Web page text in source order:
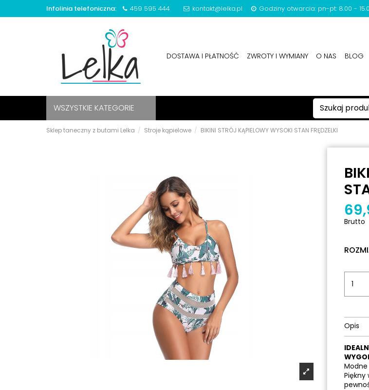
Infolinia telefoniczna: 459 595 444 kontakt@lelka.pl Godziny otwarcia: pn-pt: 8.00 -
DOSTAWA I PŁATNOŚĆ ZWROTY I WYMIANY O NAS BLOG
WSZYSTKIE KATEGORIE
Sklep taneczny z butami Lelka Stroje kąpielowe BIKINI STRÓJ KĄPIELOWY WYSOKI STAN FRĘDZELKI
Brutto
Opis
Piękny